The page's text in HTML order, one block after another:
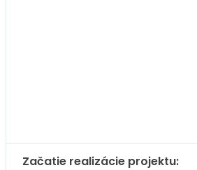
Začatie realizácie projektu: